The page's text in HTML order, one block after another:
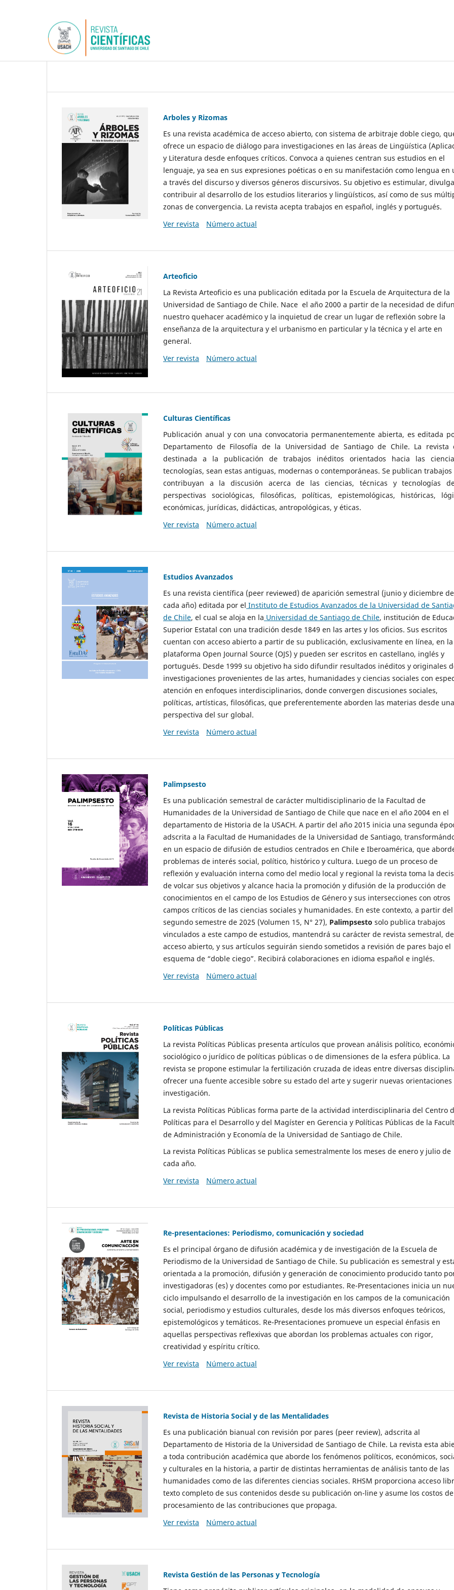
Arboles y Rizomas
Es una revista académica de acceso abierto, con sistema de arbitraje doble ciego,
ofrece un espacio de diálogo para investigaciones en las áreas de Lingüística
y Literatura desde enfoques críticos. Convoca a quienes centran sus estudios en el
lenguaje, ya sea en sus expresiones poéticas o en su manifestación como lengua en
a través del discurso y diversos géneros discursivos. Su objetivo es estimular,
contribuir al desarrollo de los estudios literarios y lingüísticos, así como de sus
zonas de convergencia. La revista acepta trabajos en español, inglés y portugués.
Ver revista
Número actual
Arteoficio
La Revista Arteoficio es una publicación editada por la Escuela de Arquitectura de la
Universidad de Santiago de Chile. Nace el año 2000 a partir de la necesidad de
nuestro quehacer académico y la inquietud de crear un lugar de reflexión sobre la
enseñanza de la arquitectura y el urbanismo en particular y la técnica y el arte en
general.
Ver revista
Número actual
Culturas Científicas
Publicación anual y con una convocatoria permanentemente abierta, es editada
Departamento de Filosofía de la Universidad de Santiago de Chile. La revista
destinada a la publicación de trabajos inéditos orientados hacia las
tecnologías, sean estas antiguas, modernas o contemporáneas. Se publican
contribuyan a la discusión acerca de las ciencias, técnicas y tecnologías
perspectivas sociológicas, filosóficas, políticas, epistemológicas, históricas,
económicas, jurídicas, didácticas, antropológicas, y éticas.
Ver revista
Número actual
Estudios Avanzados
Es una revista científica (peer reviewed) de aparición semestral (junio y diciembre de
cada año) editada por el Instituto de Estudios Avanzados de la Universidad de
de Chile, el cual se aloja en la Universidad de Santiago de Chile, institución de
Superior Estatal con una tradición desde 1849 en las artes y los oficios. Sus escritos
cuentan con acceso abierto a partir de su publicación, exclusivamente en línea, en la
plataforma Open Journal Source (OJS) y pueden ser escritos en castellano, inglés y
portugués. Desde 1999 su objetivo ha sido difundir resultados inéditos y originales
investigaciones provenientes de las artes, humanidades y ciencias sociales con
atención en enfoques interdisciplinarios, donde convergen discusiones sociales,
políticas, artísticas, filosóficas, que preferentemente aborden las materias desde una
perspectiva del sur global.
Ver revista
Número actual
Palimpsesto
Es una publicación semestral de carácter multidisciplinario de la Facultad de
Humanidades de la Universidad de Santiago de Chile que nace en el año 2004 en el
departamento de Historia de la USACH. A partir del año 2015 inicia una segunda
adscrita a la Facultad de Humanidades de la Universidad de Santiago,
en un espacio de difusión de estudios centrados en Chile e Iberoamérica, que
problemas de interés social, político, histórico y cultura. Luego de un proceso de
reflexión y evaluación interna como del medio local y regional la revista toma la
de volcar sus objetivos y alcance hacia la promoción y difusión de la producción de
conocimientos en el campo de los Estudios de Género y sus intersecciones con otros
campos críticos de las ciencias sociales y humanidades. En este contexto, a partir del
segundo semestre de 2025 (Volumen 15, N° 27), Palimpsesto solo publica trabajos
vinculados a este campo de estudios, mantendrá su carácter de revista semestral, de
acceso abierto, y sus artículos seguirán siendo sometidos a revisión de pares bajo el
esquema de “doble ciego”. Recibirá colaboraciones en idioma español e inglés.
Ver revista
Número actual
Políticas Públicas
La revista Políticas Públicas presenta artículos que provean análisis político,
sociológico o jurídico de políticas públicas o de dimensiones de la esfera pública. La
revista se propone estimular la fertilización cruzada de ideas entre diversas
ofrecer una fuente accesible sobre su estado del arte y sugerir nuevas orientaciones
investigación.
La revista Políticas Públicas forma parte de la actividad interdisciplinaria del Centro
Políticas para el Desarrollo y del Magíster en Gerencia y Políticas Públicas de la
de Administración y Economía de la Universidad de Santiago de Chile.
La revista Políticas Públicas se publica semestralmente los meses de enero y julio de
cada año.
Ver revista
Número actual
Re-presentaciones: Periodismo, comunicación y sociedad
Es el principal órgano de difusión académica y de investigación de la Escuela de
Periodismo de la Universidad de Santiago de Chile. Su publicación es semestral y
orientada a la promoción, difusión y generación de conocimiento producido tanto
investigadoras (es) y docentes como por estudiantes. Re-Presentaciones inicia un
ciclo impulsando el desarrollo de la investigación en los campos de la comunicación
social, periodismo y estudios culturales, desde los más diversos enfoques teóricos,
epistemológicos y temáticos. Re-Presentaciones promueve un especial énfasis en
aquellas perspectivas reflexivas que abordan los problemas actuales con rigor,
creatividad y espíritu crítico.
Ver revista
Número actual
Revista de Historia Social y de las Mentalidades
Es una publicación bianual con revisión por pares (peer review), adscrita al
Departamento de Historia de la Universidad de Santiago de Chile. La revista esta
a toda contribución académica que aborde los fenómenos políticos, económicos,
y culturales en la historia, a partir de distintas herramientas de análisis tanto de las
humanidades como de las diferentes ciencias sociales. RHSM proporciona acceso
texto completo de sus contenidos desde su publicación on-line y asume los costos de
procesamiento de las contribuciones que propaga.
Ver revista
Número actual
Revista Gestión de las Personas y Tecnología